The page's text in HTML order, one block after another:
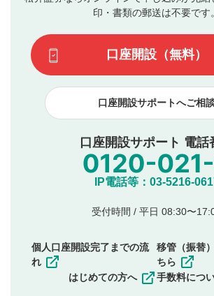
3
動画の評価
です）
ます。掲載されるまでに日数がかかる場
てはお答えできません。各動画コンテン
て結果のご連絡といたします。ご了承く
下記の項目に該当すると判断された投
見合わせる場合がございます。
本動画コンテンツとは無関係の内
他者への誹謗中傷や差別的表現投
公序良俗に反する内容の投稿
氏名、住所、電話番号など個人を
他のサイトへの誘導や営利目的
他者の権利（商標、著作権、そ
その他当社が不適切と判断した投
一度投稿した評価およびコメントの変
印・書類の郵送は不要です。
口座開設（無料）
口座開設サポートへご相
口座開設サポート 電話
IP電話等：03-5216-
受付時間 / 平日 08:30〜
個人口座開設完了までの流
れ
はじめての方へ
移管（振替
ちら
手数料につ